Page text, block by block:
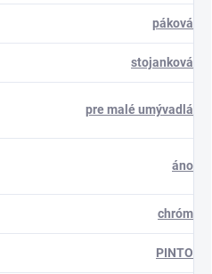
páková
stojanková
pre malé umývadlá
áno
chróm
PINTO